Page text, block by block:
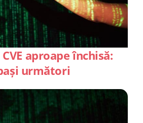
aproape închisă:
următori